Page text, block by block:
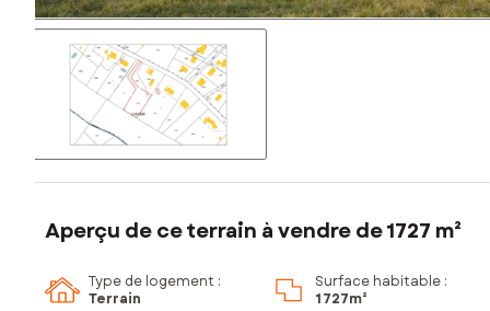
Aperçu de ce terrain à vendre de 1727 m²
Type de logement :
Terrain
Surface habitable :
1 727m²